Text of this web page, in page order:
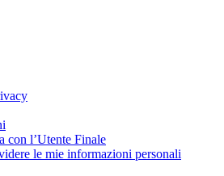
con l’Utente Finale
le mie informazioni personali